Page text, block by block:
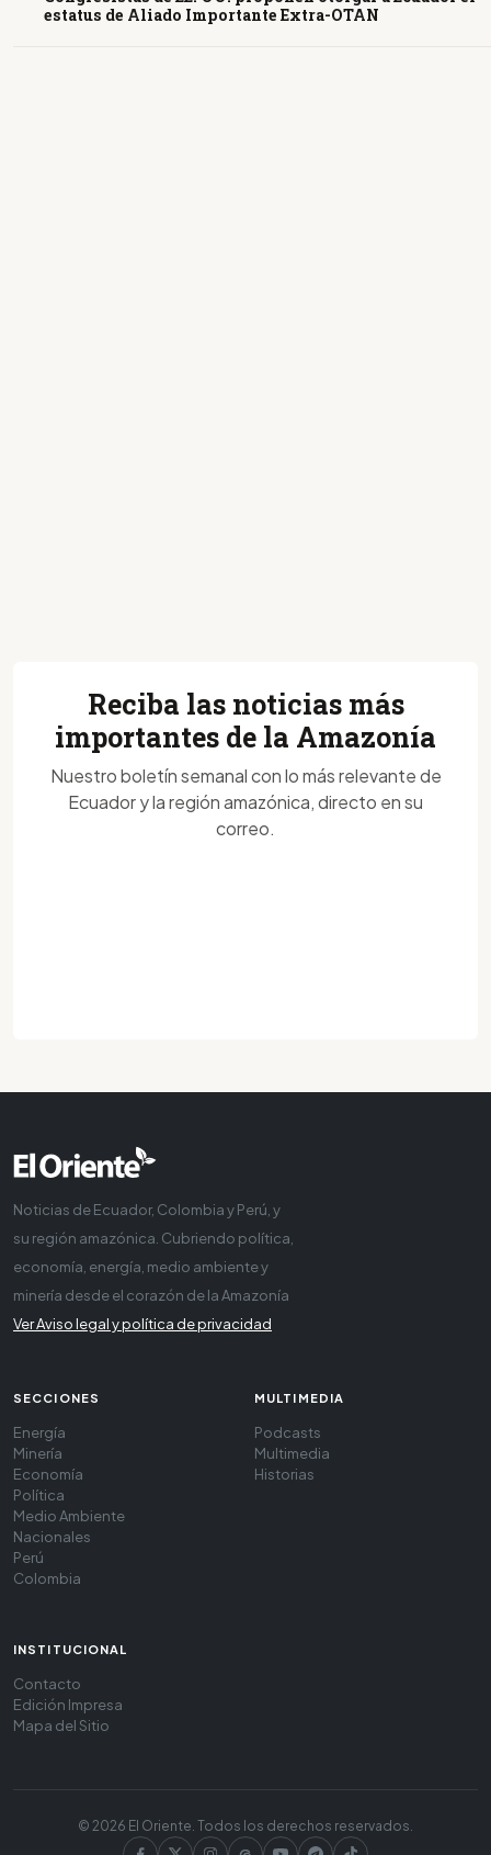
estatus de Aliado Importante Extra-OTAN
Reciba las noticias más
importantes de la Amazonía
Nuestro boletín semanal con lo más relevante de
Ecuador y la región amazónica, directo en su
correo.
Noticias de Ecuador, Colombia y Perú, y
su región amazónica. Cubriendo política,
economía, energía, medio ambiente y
minería desde el corazón de la Amazonía
Ver Aviso legal y política de privacidad
SECCIONES
Energía
Minería
Economía
Política
Medio Ambiente
Nacionales
Perú
Colombia
MULTIMEDIA
Podcasts
Multimedia
Historias
INSTITUCIONAL
Contacto
Edición Impresa
Mapa del Sitio
© 2026 El Oriente. Todos los derechos reservados.